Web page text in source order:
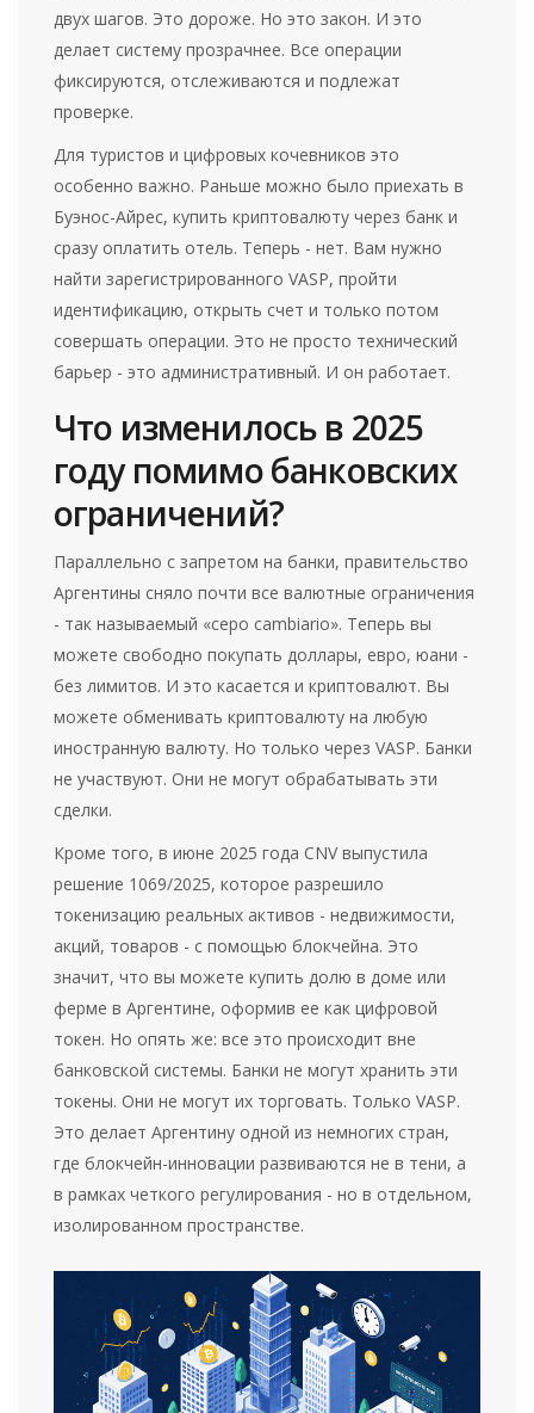
двух шагов. Это дороже. Но это закон. И это
делает систему прозрачнее. Все операции
фиксируются, отслеживаются и подлежат
проверке.
Для туристов и цифровых кочевников это
особенно важно. Раньше можно было приехать в
Буэнос-Айрес, купить криптовалюту через банк и
сразу оплатить отель. Теперь - нет. Вам нужно
найти зарегистрированного VASP, пройти
идентификацию, открыть счет и только потом
совершать операции. Это не просто технический
барьер - это административный. И он работает.
Что изменилось в 2025
году помимо банковских
ограничений?
Параллельно с запретом на банки, правительство
Аргентины сняло почти все валютные ограничения
- так называемый «cepo cambiario». Теперь вы
можете свободно покупать доллары, евро, юани -
без лимитов. И это касается и криптовалют. Вы
можете обменивать криптовалюту на любую
иностранную валюту. Но только через VASP. Банки
не участвуют. Они не могут обрабатывать эти
сделки.
Кроме того, в июне 2025 года CNV выпустила
решение 1069/2025, которое разрешило
токенизацию реальных активов - недвижимости,
акций, товаров - с помощью блокчейна. Это
значит, что вы можете купить долю в доме или
ферме в Аргентине, оформив ее как цифровой
токен. Но опять же: все это происходит вне
банковской системы. Банки не могут хранить эти
токены. Они не могут их торговать. Только VASP.
Это делает Аргентину одной из немногих стран,
где блокчейн-инновации развиваются не в тени, а
в рамках четкого регулирования - но в отдельном,
изолированном пространстве.